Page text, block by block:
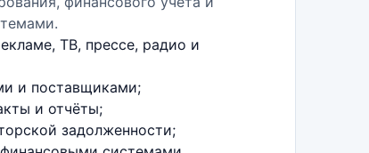
ТВ, прессе, радио и
и поставщиками;
и отчёты;
задолженности;